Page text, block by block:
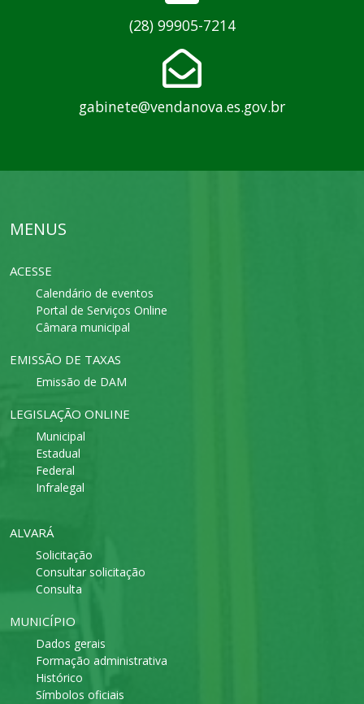
(28) 99905-7214
gabinete@vendanova.es.gov.br
MENUS
ACESSE
Calendário de eventos
Portal de Serviços Online
Câmara municipal
EMISSÃO DE TAXAS
Emissão de DAM
LEGISLAÇÃO ONLINE
Municipal
Estadual
Federal
Infralegal
ALVARÁ
Solicitação
Consultar solicitação
Consulta
MUNICÍPIO
Dados gerais
Formação administrativa
Histórico
Símbolos oficiais